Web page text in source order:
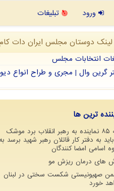
ورود تبلیغات
لینک دوستان مجلس ایران دات
انتخابات مجلس
گرین وال | مجری و طراح انواع
ترین ها
نامه ۸۵ نماینده به رهبر انقلاب برد موشک
به دفتر کار قاتلان رهبر شهید برسد به
اسامی امضا کنندگان
های درمان ریزش مو
صهیونیستی شکست سختی در لبنان
خورد